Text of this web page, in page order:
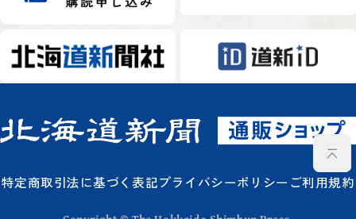
特定商取引法に基づく表記プライバシーポリシー ご利用規約